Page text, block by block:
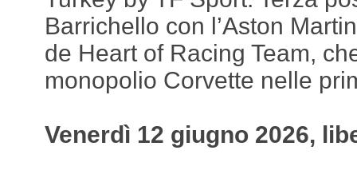
Barrichello con l’Aston
de Heart of Racing Team,
monopolio Corvette nelle
Venerdì 12 giugno 2026,